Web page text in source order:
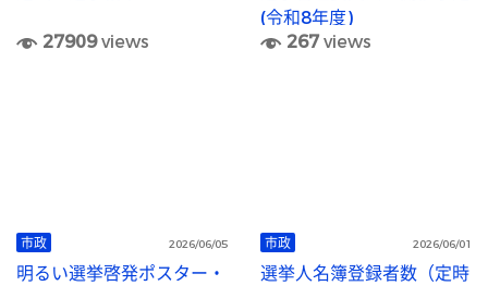
27909views
(令和8年度)
267views
市政 2026/06/05
明るい選挙啓発ポスター・
市政 2026/06/01
選挙人名簿登録者数（定時